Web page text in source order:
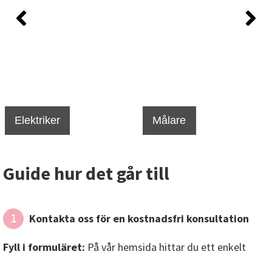
Elektriker Målare
Guide hur det går till
1 Kontakta oss för en kostnadsfri konsultation
Fyll i formuläret: På vår hemsida hittar du ett enkelt